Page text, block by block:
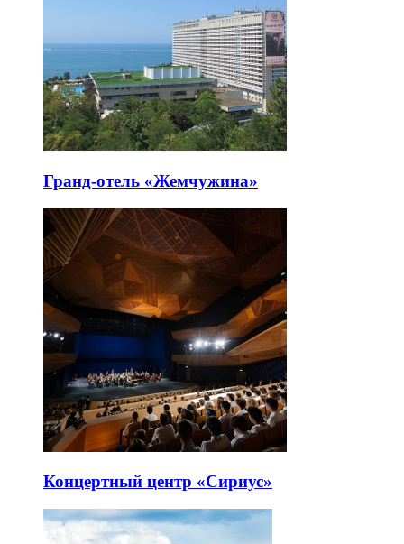
Гранд-отель «Жемчужина»
Концертный центр «Сириус»